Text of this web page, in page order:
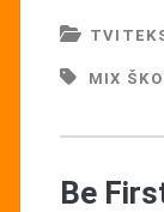
MIX
Be